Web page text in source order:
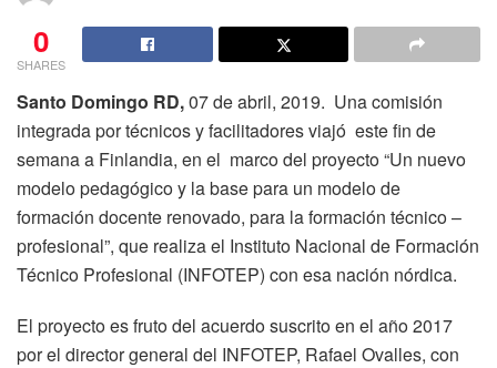
0
SHARES
Santo Domingo RD,07 de abril, 2019. Una comisión
integrada por técnicos y facilitadores viajó este fin de
semana a Finlandia, en el marco del proyecto “Un nuevo
modelo pedagógico y la base para un modelo de
formación docente renovado, para la formación técnico –
profesional”, que realiza el Instituto Nacional de Formación
Técnico Profesional (INFOTEP) con esa nación nórdica.
El proyecto es fruto del acuerdo suscrito en el año 2017
por el director general del INFOTEP, Rafael Ovalles, con